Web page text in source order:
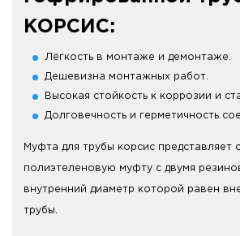
КОРСИС:
Лёгкость в монтаже и демонтаже.
Дешевизна монтажных работ.
Высокая стойкость к коррозии и
Долговечность и герметичность
Муфта для трубы корсис представляет
полиэтеленовую муфту с двумя
внутренний диаметр которой равен
трубы.